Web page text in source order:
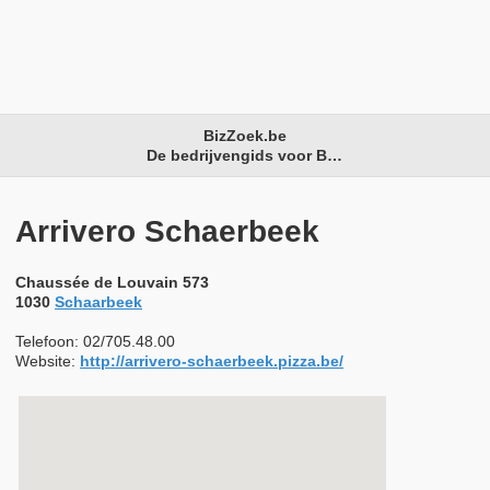
BizZoek.be
De bedrijvengids voor België
Arrivero Schaerbeek
Chaussée de Louvain 573
1030 Schaarbeek
Telefoon: 02/705.48.00
Website: http://arrivero-schaerbeek.pizza.be/